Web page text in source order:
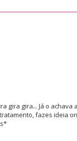
gira gira... Já o achava
fazes ideia